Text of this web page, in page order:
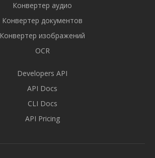
Конвертер аудио
Конвертер документов
Конвертер изображений
OCR
Developers API
API Docs
CLI Docs
API Pricing